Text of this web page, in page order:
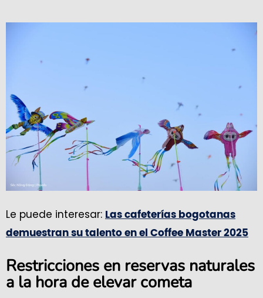
Le puede interesar: Las cafeterías bogotanas
demuestran su talento en el Coffee Master 2025
Restricciones en reservas naturales
a la hora de elevar cometa